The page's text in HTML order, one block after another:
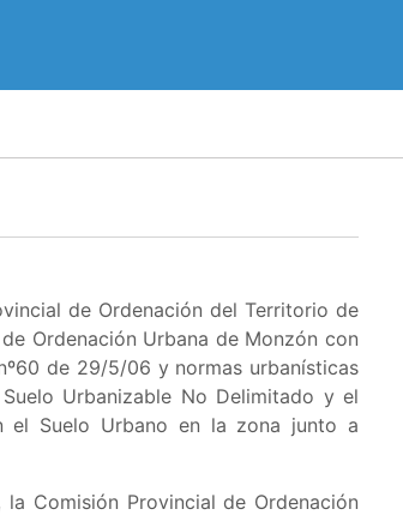
de Ordenación del Territorio de
Ordenación Urbana de Monzón con
de 29/5/06 y normas urbanísticas
Suelo Urbanizable No Delimitado y el
el Suelo Urbano en la zona junto a
Comisión Provincial de Ordenación